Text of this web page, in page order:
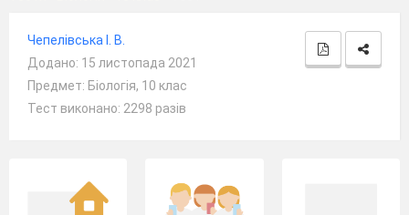
Чепелівська І. В.
Додано: 15 листопада 2021
Предмет: Біологія, 10 клас
Тест виконано: 2298 разів